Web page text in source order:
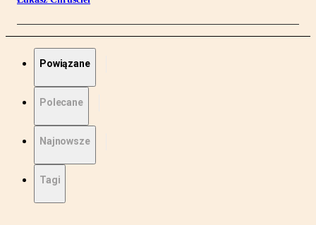
Powiązane
Polecane
Najnowsze
Tagi